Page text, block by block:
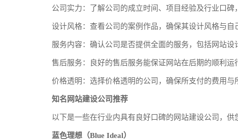
公司实力：了解公司的成立时间、项目经验及行业口碑
设计风格：查看公司的案例作品，确保其设计风格与自
服务内容：确认公司是否提供全面的服务，包括网站设
售后服务：良好的售后服务能保证网站在后期的顺利运
价格透明：选择价格透明的公司，确保所支付的费用与
知名网站建设公司推荐
以下是一些在行业内具有良好口碑的网站建设公司，供
蓝色理想（Blue Ideal）